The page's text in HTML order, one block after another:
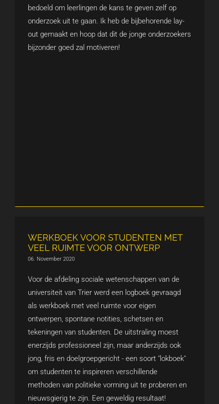
bedoeld om leerlingen de kans te geven zelf op
onderzoek uit te gaan. Ik heb de bijbehorende lay-
out gemaakt en hoop dat dit de jonge onderzoekers
bijzonder goed zal motiveren!
WERKBOEK VOOR STUDENTEN MET
VEEL RUIMTE VOOR ONTWERP
06. November 2020
Voor de afdeling sociale wetenschappen van de
universiteit van Trier werd een logboek gevraagd
als werkboek met veel ruimte voor eigen
ontwerpen, spontane notities, schetsen en
tekeningen van studenten. De uitstraling moest
enerzijds professioneel zijn, maar anderzijds ook
jong, fris en doelgroepgericht - een soort "lokboek"
om studenten te inspireren verschillende
methoden van politieke vorming uit te proberen en
nieuwsgierig te zijn. Een geweldig resultaat!